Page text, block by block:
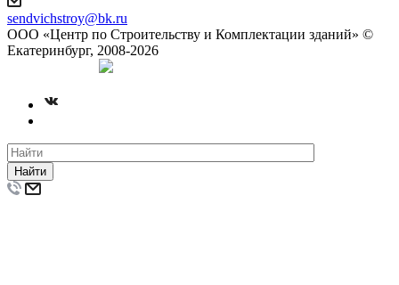
sendvichstroy@bk.ru
ООО «Центр по Строительству и Комплектации зданий» ©
Екатеринбург, 2008-2026
Найти